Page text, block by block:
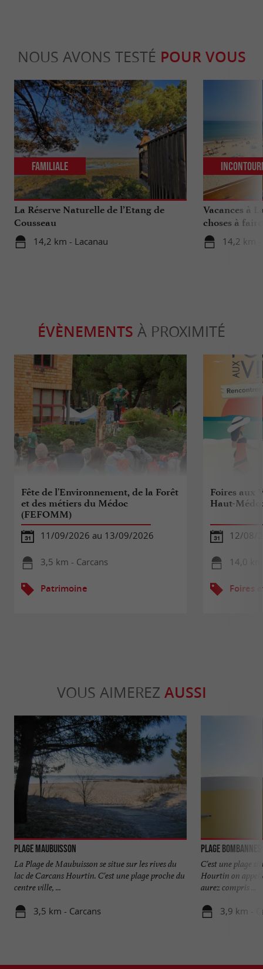
NOUS AVONS TESTÉ POUR VOUS
La Réserve Naturelle de l’Etang de
Cousseau
14,2 km - Lacanau
Familiale
Vacances à
choses à
votre séjour
14,2 km -
ÉVÈNEMENTS À PROXIMITÉ
Fête de l'Environnement, de la Forêt
et des métiers du Médoc
(FEFOMM)
11/09/2026 au 13/09/2026
3,5 km - Carcans
Patrimoine
Foires aux
Haut-
12/08/
14,0
Foires
VOUS AIMEREZ AUSSI
Plage Maubuisson
La Plage de Maubuisson se situe sur les rives du
lac de Carcans Hourtin. C'est une plage proche du
centre ville, ...
3,5 km - Carcans
Plage Bombannes
C'est une plage
Hourtin on
aurez compris ...
3,9 km -